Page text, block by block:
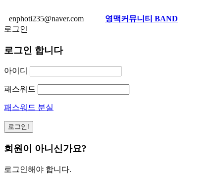
enphoti235@naver.com
영맥커뮤니티 BAND
로그인
로그인 합니다
아이디
패스워드
패스워드 분실
회원이 아니신가요?
로그인해야 합니다.